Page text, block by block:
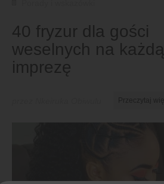
40 fryzur dla gości
weselnych na każdą
imprezę